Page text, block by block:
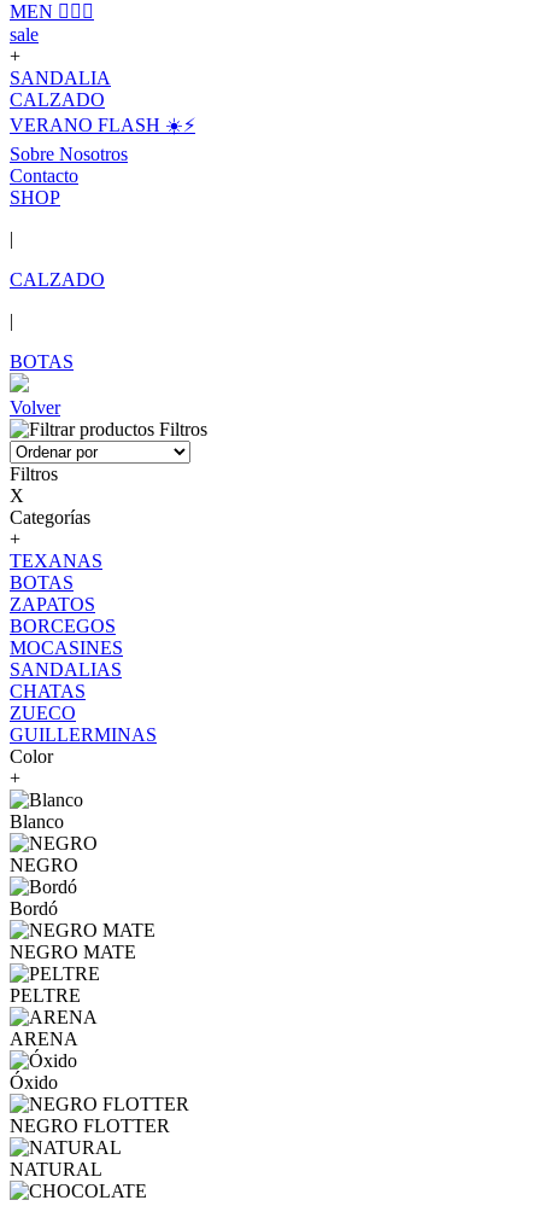
MEN 🙋🏽‍♂️
sale
+
SANDALIA
CALZADO
VERANO FLASH ☀️⚡️
Sobre Nosotros
Contacto
SHOP
|
CALZADO
|
BOTAS
Volver
Filtros
Filtros
X
Categorías
+
TEXANAS
BOTAS
ZAPATOS
BORCEGOS
MOCASINES
SANDALIAS
CHATAS
ZUECO
GUILLERMINAS
Color
+
Blanco
NEGRO
Bordó
NEGRO MATE
PELTRE
ARENA
Óxido
NEGRO FLOTTER
NATURAL